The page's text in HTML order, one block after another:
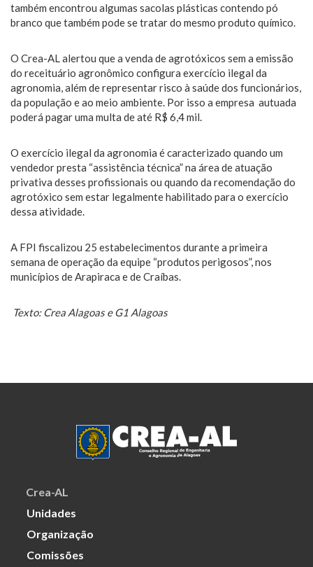
também encontrou algumas sacolas plásticas contendo pó
branco que também pode se tratar do mesmo produto químico.
O Crea-AL alertou que a venda de agrotóxicos sem a emissão
do receituário agronômico configura exercício ilegal da
agronomia, além de representar risco à saúde dos funcionários,
da população e ao meio ambiente. Por isso a empresa autuada
poderá pagar uma multa de até R$ 6,4 mil.
O exercício ilegal da agronomia é caracterizado quando um
vendedor presta “assistência técnica” na área de atuação
privativa desses profissionais ou quando da recomendação do
agrotóxico sem estar legalmente habilitado para o exercício
dessa atividade.
A FPI fiscalizou 25 estabelecimentos durante a primeira
semana de operação da equipe “produtos perigosos”, nos
municípios de Arapiraca e de Craíbas.
Texto: Crea Alagoas e G1 Alagoas
Crea-AL
Unidades
Organização
Comissões